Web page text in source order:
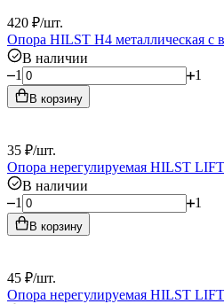
420 ₽/шт.
Опора HILST Н4 металлическая с
В наличии
1
1
В корзину
35 ₽/шт.
Опора нерегулируемая HILST
В наличии
1
1
В корзину
45 ₽/шт.
Опора нерегулируемая HILST